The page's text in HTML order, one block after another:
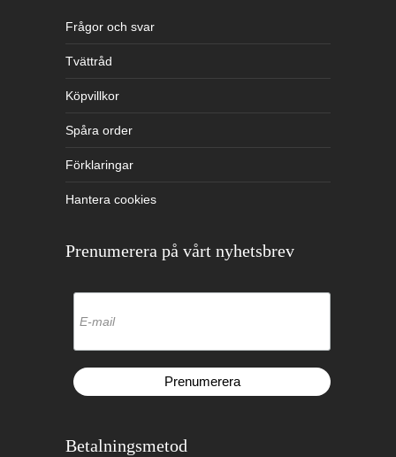
Frågor och svar
Tvättråd
Köpvillkor
Spåra order
Förklaringar
Hantera cookies
Prenumerera på vårt nyhetsbrev
Betalningsmetod